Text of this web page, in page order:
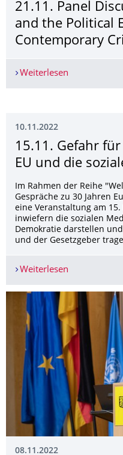
21.11. Panel
and the Political
Contemporary
Weiterlesen
10.11.2022
15.11. Gefahr
EU und die
Im Rahmen der Reihe
Gespräche zu 30 Jahren
eine Veranstaltung am 15.
inwiefern die sozialen
Demokratie darstellen
und der Gesetzgeber
Weiterlesen
08.11.2022